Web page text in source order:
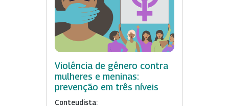
Violência de gênero contra
mulheres e meninas:
prevenção em três níveis
Conteudista: